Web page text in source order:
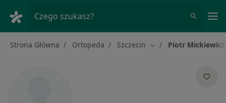
Czego szukasz?
Strona Główna Ortopeda Szczecin Zmień miasto
Piotr Mickiewicz